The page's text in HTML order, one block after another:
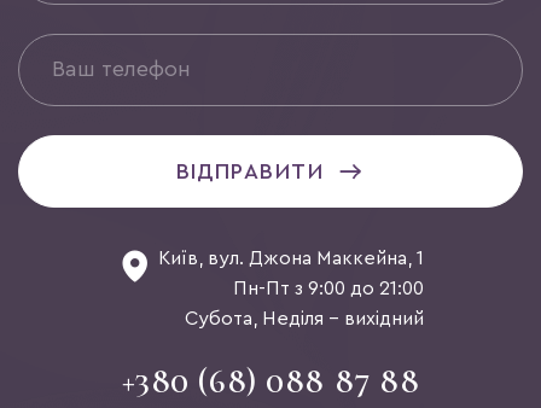
ВІДПРАВИТИ
Київ, вул. Джона Маккейна, 1
Пн-Пт з 9:00 до 21:00
Субота, Неділя - вихідний
+380 (68) 088 87 88